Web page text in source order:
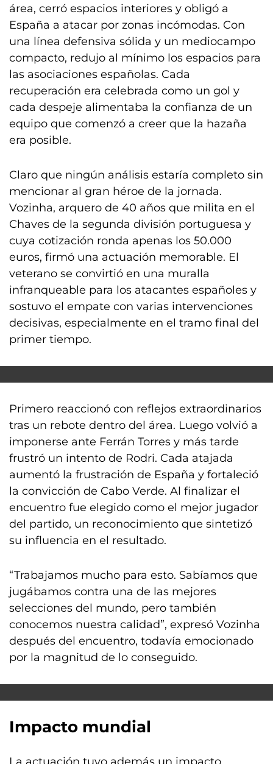
área, cerró espacios interiores y obligó a
España a atacar por zonas incómodas. Con
una línea defensiva sólida y un mediocampo
compacto, redujo al mínimo los espacios para
las asociaciones españolas. Cada
recuperación era celebrada como un gol y
cada despeje alimentaba la confianza de un
equipo que comenzó a creer que la hazaña
era posible.
Claro que ningún análisis estaría completo sin
mencionar al gran héroe de la jornada.
Vozinha, arquero de 40 años que milita en el
Chaves de la segunda división portuguesa y
cuya cotización ronda apenas los 50.000
euros, firmó una actuación memorable. El
veterano se convirtió en una muralla
infranqueable para los atacantes españoles y
sostuvo el empate con varias intervenciones
decisivas, especialmente en el tramo final del
primer tiempo.
Primero reaccionó con reflejos extraordinarios
tras un rebote dentro del área. Luego volvió a
imponerse ante Ferrán Torres y más tarde
frustró un intento de Rodri. Cada atajada
aumentó la frustración de España y fortaleció
la convicción de Cabo Verde. Al finalizar el
encuentro fue elegido como el mejor jugador
del partido, un reconocimiento que sintetizó
su influencia en el resultado.
“Trabajamos mucho para esto. Sabíamos que
jugábamos contra una de las mejores
selecciones del mundo, pero también
conocemos nuestra calidad”, expresó Vozinha
después del encuentro, todavía emocionado
por la magnitud de lo conseguido.
Impacto mundial